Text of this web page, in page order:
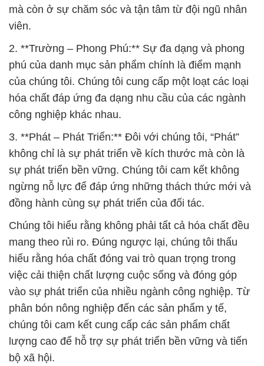
mà còn ở sự chăm sóc và tận tâm từ đội ngũ nhân
viên.
2. **Trường – Phong Phú:** Sự đa dạng và phong
phú của danh mục sản phẩm chính là điểm mạnh
của chúng tôi. Chúng tôi cung cấp một loạt các loại
hóa chất đáp ứng đa dạng nhu cầu của các ngành
công nghiệp khác nhau.
3. **Phát – Phát Triển:** Đôi với chúng tôi, “Phát”
không chỉ là sự phát triển về kích thước mà còn là
sự phát triển bền vững. Chúng tôi cam kết không
ngừng nỗ lực để đáp ứng những thách thức mới và
đồng hành cùng sự phát triển của đối tác.
Chúng tôi hiểu rằng không phải tất cả hóa chất đều
mang theo rủi ro. Đúng ngược lại, chúng tôi thấu
hiểu rằng hóa chất đóng vai trò quan trọng trong
việc cải thiện chất lượng cuộc sống và đóng góp
vào sự phát triển của nhiều ngành công nghiệp. Từ
phân bón nông nghiệp đến các sản phẩm y tế,
chúng tôi cam kết cung cấp các sản phẩm chất
lượng cao để hỗ trợ sự phát triển bền vững và tiến
bộ xã hội.